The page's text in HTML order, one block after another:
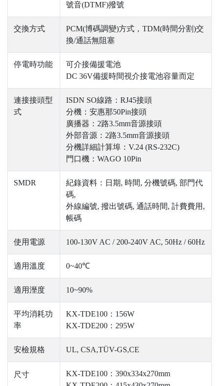
號音(DTMF)撥號
交換方式
PCM(博碼調變)方式，TDM(時間分割)交
換/通話無阻塞
停電時功能
可介接備援電池
DC 36V備援時間視介接電池容量而定
連接接頭型
式
ISDN SO線路：RJ45接頭
分機：安惠那50Pin接頭
廣播器：2路3.5mm音源接頭
外部音源：2路3.5mm音源接頭
分機詳細計算埠：V.24 (RS-232C)
門口機：WAGO 10Pin
SMDR
紀錄資料：日期, 時間, 分機號碼, 部門代
碼,
外線編號, 撥出號碼, 通話時間, 計費費用,
帳碼
使用電源 100-130V AC / 200-240V AC, 50Hz / 60Hz
適用溫度 0~40℃
適用溼度 10~90%
平均消耗功
率
KX-TDE100：156W
KX-TDE200：295W
安檢規格 UL, CSA,TÜV-GS,CE
尺寸
KX-TDE100：390x334x270mm